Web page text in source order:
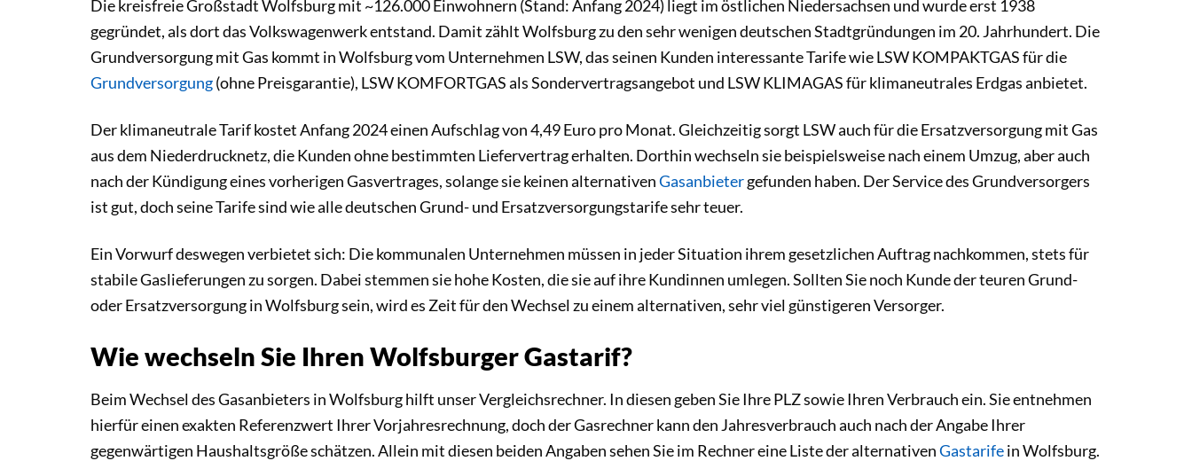
Die kreisfreie Großstadt Wolfsburg mit ~126.000 Einwohnern (Stand: Anfang 2024) liegt im östlichen Niedersachsen und wurde erst 1938
gegründet, als dort das Volkswagenwerk entstand. Damit zählt Wolfsburg zu den sehr wenigen deutschen Stadtgründungen im 20. Jahrhundert. Die
Grundversorgung mit Gas kommt in Wolfsburg vom Unternehmen LSW, das seinen Kunden interessante Tarife wie LSW KOMPAKTGAS für die
Grundversorgung(ohne Preisgarantie), LSW KOMFORTGAS als Sondervertragsangebot und LSW KLIMAGAS für klimaneutrales Erdgas anbietet.
Der klimaneutrale Tarif kostet Anfang 2024 einen Aufschlag von 4,49 Euro pro Monat. Gleichzeitig sorgt LSW auch für die Ersatzversorgung mit Gas
aus dem Niederdrucknetz, die Kunden ohne bestimmten Liefervertrag erhalten. Dorthin wechseln sie beispielsweise nach einem Umzug, aber auch
nach der Kündigung eines vorherigen Gasvertrages, solange sie keinen alternativenGasanbietergefunden haben. Der Service des Grundversorgers
ist gut, doch seine Tarife sind wie alle deutschen Grund- und Ersatzversorgungstarife sehr teuer.
Ein Vorwurf deswegen verbietet sich: Die kommunalen Unternehmen müssen in jeder Situation ihrem gesetzlichen Auftrag nachkommen, stets für
stabile Gaslieferungen zu sorgen. Dabei stemmen sie hohe Kosten, die sie auf ihre Kundinnen umlegen. Sollten Sie noch Kunde der teuren Grund-
oder Ersatzversorgung in Wolfsburg sein, wird es Zeit für den Wechsel zu einem alternativen, sehr viel günstigeren Versorger.
Wie wechseln Sie Ihren Wolfsburger Gastarif?
Beim Wechsel des Gasanbieters in Wolfsburg hilft unser Vergleichsrechner. In diesen geben Sie Ihre PLZ sowie Ihren Verbrauch ein. Sie entnehmen
hierfür einen exakten Referenzwert Ihrer Vorjahresrechnung, doch der Gasrechner kann den Jahresverbrauch auch nach der Angabe Ihrer
gegenwärtigen Haushaltsgröße schätzen. Allein mit diesen beiden Angaben sehen Sie im Rechner eine Liste der alternativenGastarifein Wolfsburg.